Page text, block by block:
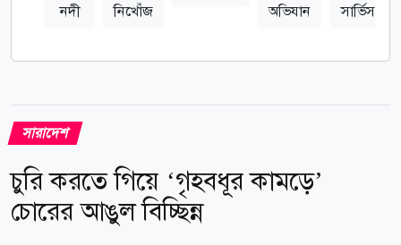
নদী
নিখোঁজ
অভিযান
সার্ভিস
সারাদেশ
চুরি করতে গিয়ে ‘গৃহবধূর কামড়ে’
চোরের আঙুল বিচ্ছিন্ন